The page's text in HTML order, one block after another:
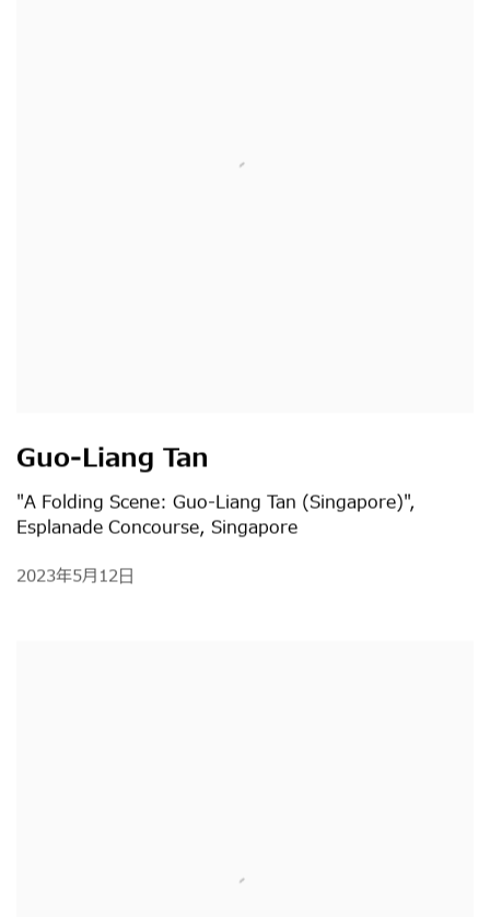
Guo-Liang Tan
"A Folding Scene: Guo-Liang Tan (Singapore)",
Esplanade Concourse, Singapore
2023年5月12日